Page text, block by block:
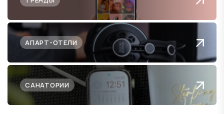
АПАРТ-ОТЕЛИ
САНАТОРИИ